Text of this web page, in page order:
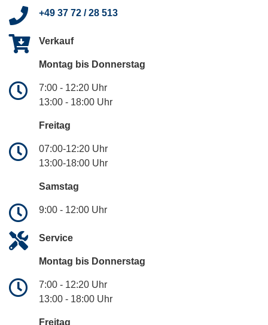
+49 37 72 / 28 513
Verkauf
Montag bis Donnerstag
7:00 - 12:20 Uhr
13:00 - 18:00 Uhr
Freitag
07:00-12:20 Uhr
13:00-18:00 Uhr
Samstag
9:00 - 12:00 Uhr
Service
Montag bis Donnerstag
7:00 - 12:20 Uhr
13:00 - 18:00 Uhr
Freitag